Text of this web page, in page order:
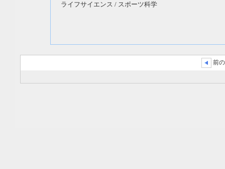
ライフサイエンス / スポーツ科学
前